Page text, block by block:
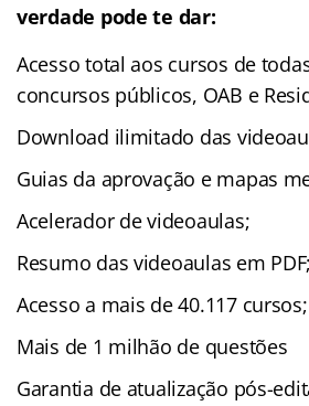
verdade pode te dar:
Acesso total aos cursos de
concursos públicos, OAB e
Download ilimitado das
Guias da aprovação e mapas
Acelerador de videoaulas;
Resumo das videoaulas em PDF;
Acesso a mais de 40.117 cursos;
Mais de 1 milhão de questões
Garantia de atualização pós-